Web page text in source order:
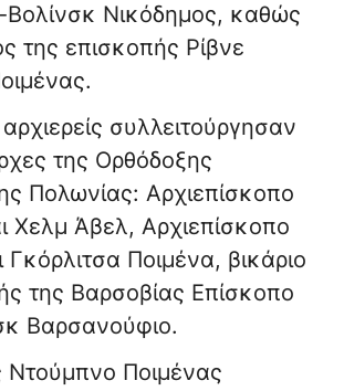
Νικόδημος, καθώς
της επισκοπής Ρίβνε
συλλειτούργησαν
της Ορθόδοξης
Πολωνίας: Αρχιεπίσκοπο
Χελμ Άβελ, Αρχιεπίσκοπο
Γκόρλιτσα Ποιμένα, βικάριο
της Βαρσοβίας Επίσκοπο
Βαρσανούφιο.
Ντούμπνο Ποιμένας